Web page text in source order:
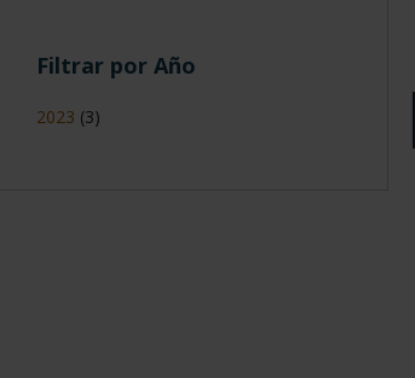
Filtrar por Año
2023 (3)